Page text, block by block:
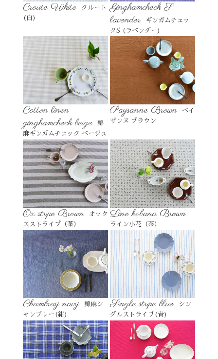
Croute White
クルート
(白)
Ginghamcheck S
lavender
ギンガムチェッ
クS (ラベンダー)
Cotton linen
ginghamcheck beige
綿
麻ギンガムチェック ベージュ
Paysanne Brown
ペイ
ザンヌ ブラウン
Ox stripe Brown
オック
スストライプ（茶）
Line kobana Brown
ライン小花（茶）
Chambray navy
綿麻シ
ャンブレー(紺)
Single stripe blue
シン
グルストライプ(青)